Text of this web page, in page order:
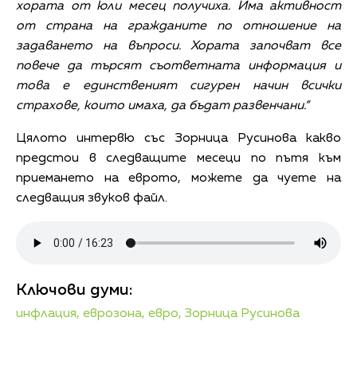
хората от юли месец получиха. Има активност
от страна на гражданите по отношение на
задаването на въпроси. Хората започват все
повече да търсят съответната информация и
това е единственият сигурен начин всички
страхове, които имаха, да бъдат развенчани.“
Цялото интервю със Зорница Русинова какво
предстои в следващите месеци по пътя към
приемането на еврото, можете да чуете на
следващия звуков файл.
Ключови думи:
инфлация, еврозона, евро, Зорница Русинова